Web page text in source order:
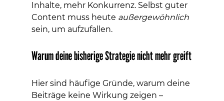
Inhalte, mehr Konkurrenz. Selbst guter
Content muss heute außergewöhnlich
sein, um aufzufallen.
Warum deine bisherige Strategie nicht mehr greift
Hier sind häufige Gründe, warum deine
Beiträge keine Wirkung zeigen –